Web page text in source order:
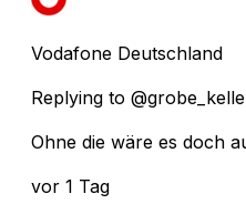
Vodafone Deutschland
Replying to @grobe_kelle
Ohne die wäre es doch
vor 1 Tag